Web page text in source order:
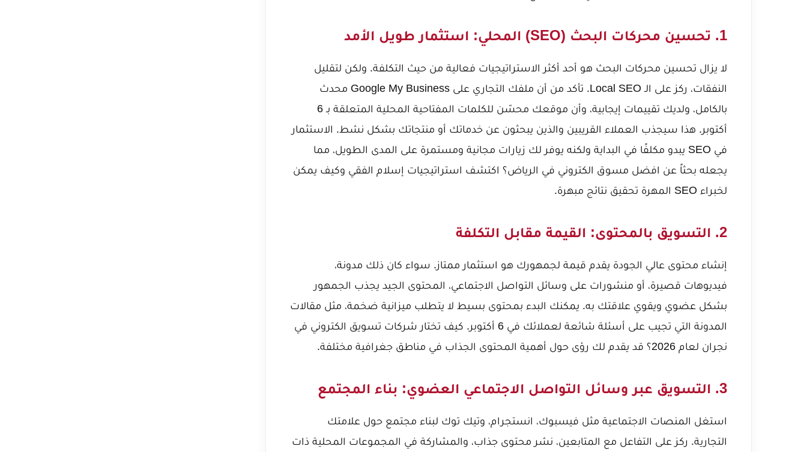
1. تحسين محركات البحث (SEO) المحلي: استثمار طويل الأمد
لا يزال تحسين محركات البحث هو أحد أكثر الاستراتيجيات فعالية من حيث التكلفة. ولكن لتقليل
النفقات، ركز على الـ Local SEO. تأكد من أن ملفك التجاري على Google My Business محدث
بالكامل، ولديك تقييمات إيجابية، وأن موقعك محسّن للكلمات المفتاحية المحلية المتعلقة بـ 6
أكتوبر. هذا سيجذب العملاء القريبين والذين يبحثون عن خدماتك أو منتجاتك بشكل نشط. الاستثمار
في SEO يبدو مكلفًا في البداية ولكنه يوفر لك زيارات مجانية ومستمرة على المدى الطويل، مما
يجعله بحثاً عن افضل مسوق الكتروني في الرياض؟ اكتشف استراتيجيات إسلام الفقي وكيف يمكن
لخبراء SEO المهرة تحقيق نتائج مبهرة.
2. التسويق بالمحتوى: القيمة مقابل التكلفة
إنشاء محتوى عالي الجودة يقدم قيمة لجمهورك هو استثمار ممتاز. سواء كان ذلك مدونة،
فيديوهات قصيرة، أو منشورات على وسائل التواصل الاجتماعي، المحتوى الجيد يجذب الجمهور
بشكل عضوي ويقوي علاقتك به. يمكنك البدء بمحتوى بسيط لا يتطلب ميزانية ضخمة، مثل مقالات
المدونة التي تجيب على أسئلة شائعة لعملائك في 6 أكتوبر.
كيف تختار شركات تسويق الكتروني في
نجران لعام 2026؟
قد يقدم لك رؤى حول أهمية المحتوى الجذاب في مناطق جغرافية مختلفة.
3. التسويق عبر وسائل التواصل الاجتماعي العضوي: بناء المجتمع
استغل المنصات الاجتماعية مثل فيسبوك، انستجرام، وتيك توك لبناء مجتمع حول علامتك
التجارية. ركز على التفاعل مع المتابعين، نشر محتوى جذاب، والمشاركة في المجموعات المحلية ذات